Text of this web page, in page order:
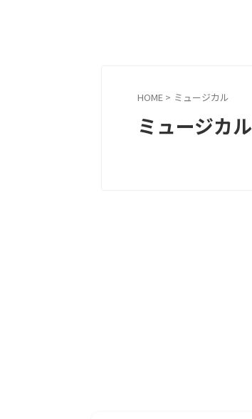
HOME > ミュージカル
ミュージカル